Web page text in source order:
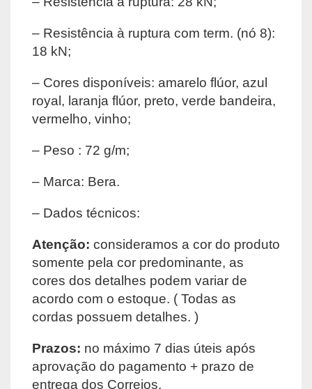
– Resistência à ruptura com term. (nó 8):
18 kN;
– Cores disponíveis: amarelo flúor, azul
royal, laranja flúor, preto, verde bandeira,
vermelho, vinho;
– Peso : 72 g/m;
– Marca: Bera.
– Dados técnicos:
Atenção: consideramos a cor do produto
somente pela cor predominante, as
cores dos detalhes podem variar de
acordo com o estoque. ( Todas as
cordas possuem detalhes. )
Prazos: no máximo 7 dias úteis após
aprovação do pagamento + prazo de
entrega dos Correios.